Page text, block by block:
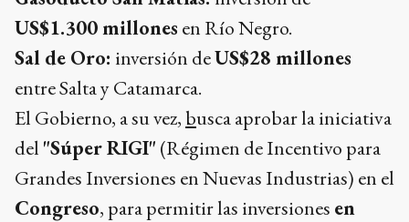
US$1.300 millones en Río Negro.
Sal de Oro: inversión deUS$28 millones
entre Salta y Catamarca.
El Gobierno, a su vez,busca aprobar la iniciativa
del "Súper RIGI" (Régimen de Incentivo para
Grandes Inversiones en Nuevas Industrias) en el
Congreso, para permitir las inversiones en